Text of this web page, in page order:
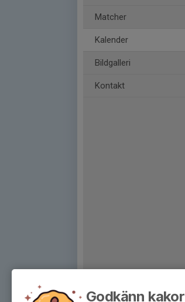
Matcher
Kalender
Bildgalleri
Kontakt
Godkänn kakor